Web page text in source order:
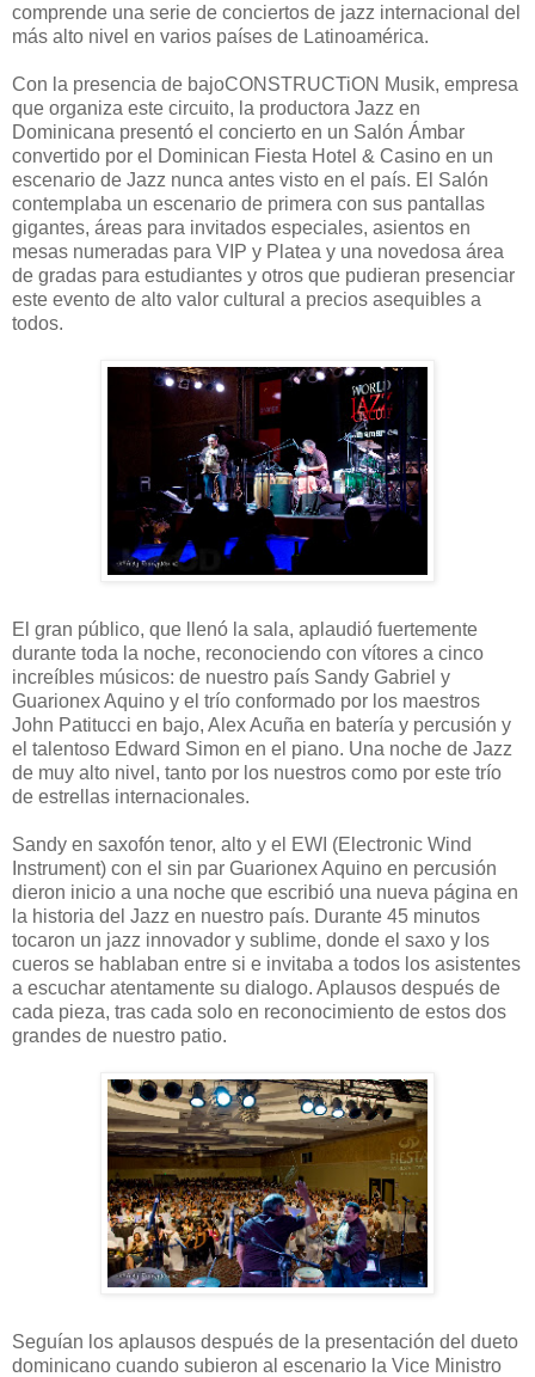
comprende una serie de conciertos de jazz internacional del
más alto nivel en varios países de Latinoamérica.
Con la presencia de bajoCONSTRUCTiON Musik, empresa
que organiza este circuito, la productora Jazz en
Dominicana presentó el concierto en un Salón Ámbar
convertido por el Dominican Fiesta Hotel & Casino en un
escenario de Jazz nunca antes visto en el país. El Salón
contemplaba un escenario de primera con sus pantallas
gigantes, áreas para invitados especiales, asientos en
mesas numeradas para VIP y Platea y una novedosa área
de gradas para estudiantes y otros que pudieran presenciar
este evento de alto valor cultural a precios asequibles a
todos.
El gran público, que llenó la sala, aplaudió fuertemente
durante toda la noche, reconociendo con vítores a cinco
increíbles músicos: de nuestro país Sandy Gabriel y
Guarionex Aquino y el trío conformado por los maestros
John Patitucci en bajo, Alex Acuña en batería y percusión y
el talentoso Edward Simon en el piano. Una noche de Jazz
de muy alto nivel, tanto por los nuestros como por este trío
de estrellas internacionales.
Sandy en saxofón tenor, alto y el EWI (Electronic Wind
Instrument) con el sin par Guarionex Aquino en percusión
dieron inicio a una noche que escribió una nueva página en
la historia del Jazz en nuestro país. Durante 45 minutos
tocaron un jazz innovador y sublime, donde el saxo y los
cueros se hablaban entre si e invitaba a todos los asistentes
a escuchar atentamente su dialogo. Aplausos después de
cada pieza, tras cada solo en reconocimiento de estos dos
grandes de nuestro patio.
Seguían los aplausos después de la presentación del dueto
dominicano cuando subieron al escenario la Vice Ministro